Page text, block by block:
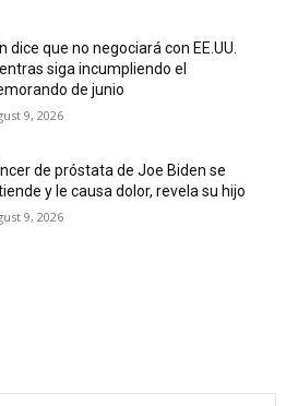
dice que no negociará con EE.UU.
siga incumpliendo el
de junio
9, 2026
de próstata de Joe Biden se
y le causa dolor, revela su hijo
9, 2026